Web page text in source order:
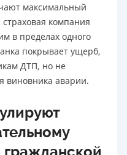
максимальный
компания
в пределах одного
покрывает ущерб,
ДТП, но не
виновника аварии.